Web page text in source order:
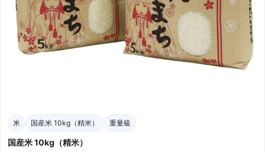
米 国産米 10kg（精米） 重量級
国産米 10kg（精米）